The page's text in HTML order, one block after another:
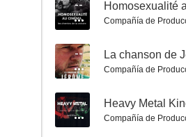
8.7
--
Compañía de
-- La chanson de
Compañía de
--
Compañía de